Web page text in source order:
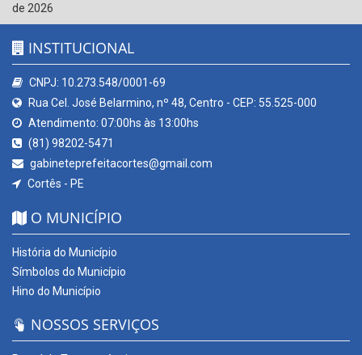
de 2026
INSTITUCIONAL
CNPJ: 10.273.548/0001-69
Rua Cel. José Belarmino, nº 48, Centro - CEP: 55.525-000
Atendimento: 07:00hs às 13:00hs
(81) 98202-5471
gabineteprefeitacortes@gmail.com
Cortês - PE
O MUNICÍPIO
História do Município
Símbolos do Município
Hino do Município
NOSSOS SERVIÇOS